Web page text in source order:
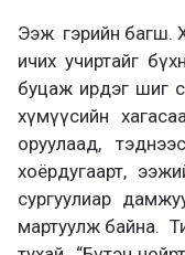
Ээж гэрийн багш.
ичих учиртайг
буцаж ирдэг шиг
хүмүүсийн
оруулаад,
хоёрдугаарт,
сургуулиар
мартуулж байна.